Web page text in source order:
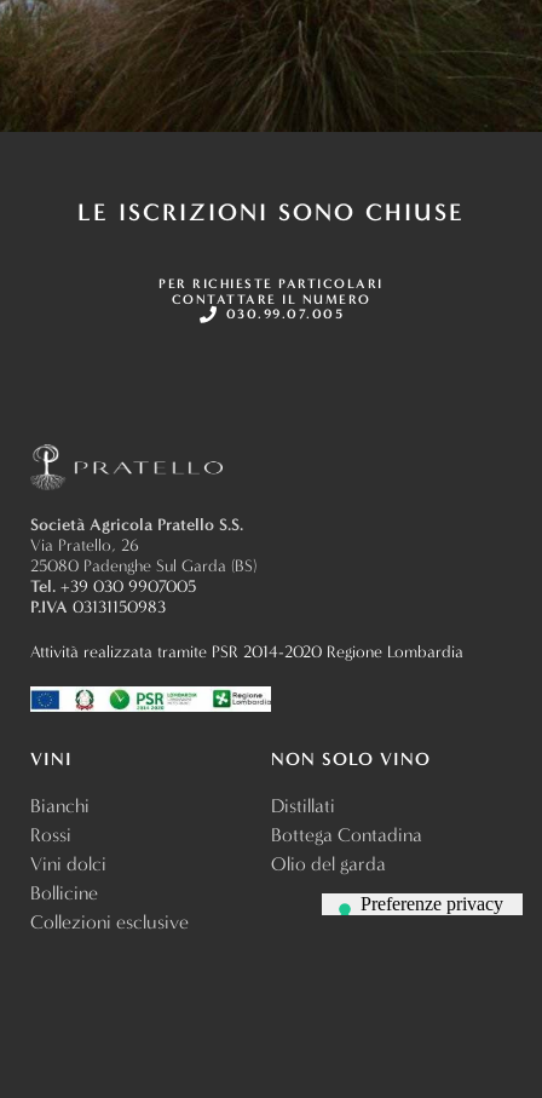
LE ISCRIZIONI SONO CHIUSE
PER RICHIESTE PARTICOLARI
CONTATTARE IL NUMERO
030.99.07.005
Società Agricola Pratello S.S.
Via Pratello, 26
25080 Padenghe Sul Garda (BS)
Tel. +39 030 9907005
P.IVA 03131150983
Attività realizzata tramite PSR 2014-2020 Regione Lombardia
VINI
Bianchi
Rossi
Vini dolci
Bollicine
Collezioni esclusive
NON SOLO VINO
Distillati
Bottega Contadina
Olio del garda